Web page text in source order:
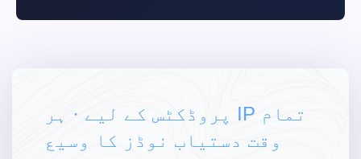
تمام IP پروڈکٹس کے لیے · ہر
وقت دستیاب نوڈز کا وسیع